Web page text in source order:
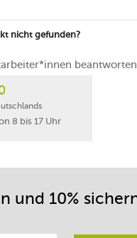
nicht gefunden?
8 bis 17 Uhr
und 10%